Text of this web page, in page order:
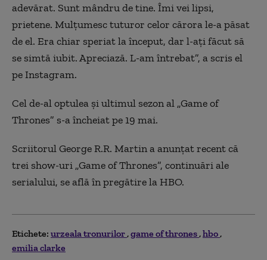
adevărat. Sunt mândru de tine. Îmi vei lipsi,
prietene. Mulţumesc tuturor celor cărora le-a păsat
de el. Era chiar speriat la început, dar l-aţi făcut să
se simtă iubit. Apreciază. L-am întrebat”, a scris el
pe Instagram.
Cel de-al optulea şi ultimul sezon al „Game of
Thrones” s-a încheiat pe 19 mai.
Scriitorul George R.R. Martin a anunţat recent că
trei show-uri „Game of Thrones”, continuări ale
serialului, se află în pregătire la HBO.
Etichete: urzeala tronurilor game of thrones hbo
emilia clarke